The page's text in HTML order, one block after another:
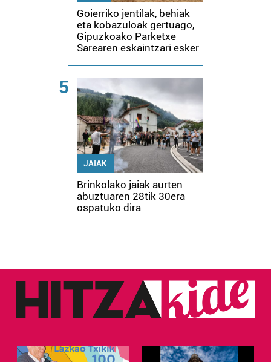
Goierriko jentilak, behiak
eta kobazuloak gertuago,
Gipuzkoako Parketxe
Sarearen eskaintzari esker
5
JAIAK
Brinkolako jaiak aurten
abuztuaren 28tik 30era
ospatuko dira